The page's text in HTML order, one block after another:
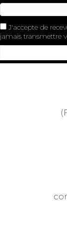
J'accepte de
jamais transmettre